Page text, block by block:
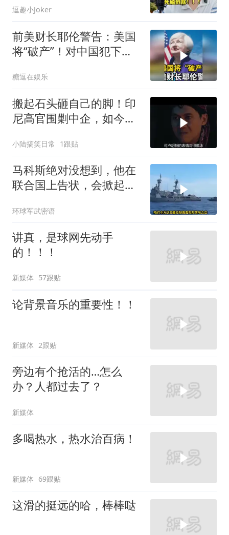
逗趣小Joker
前美财长耶伦警告：美国
将“破产”！对中国犯下两
糖逗在娱乐
搬起石头砸自己的脚！印
尼高官围剿中企，如今烂
小陆搞笑日常 1跟贴
马科斯绝对没想到，他在
联合国上告状，会掀起中
环球军武密语
讲真，是球网先动手
的！！！
新媒体 57跟贴
论背景音乐的重要性！！
新媒体 2跟贴
旁边有个抢活的…怎么
办？人都过去了？
新媒体
多喝热水，热水治百病！
新媒体 69跟贴
这滑的挺远的哈，棒棒哒